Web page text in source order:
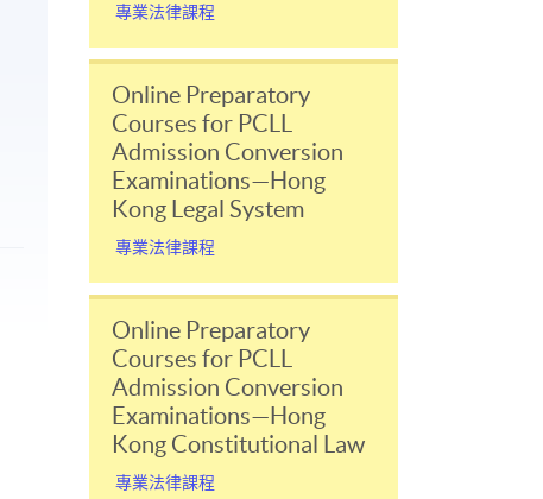
專業法律課程
Online Preparatory
Courses for PCLL
Admission Conversion
Examinations—Hong
Kong Legal System
專業法律課程
Online Preparatory
Courses for PCLL
Admission Conversion
Examinations—Hong
Kong Constitutional Law
專業法律課程